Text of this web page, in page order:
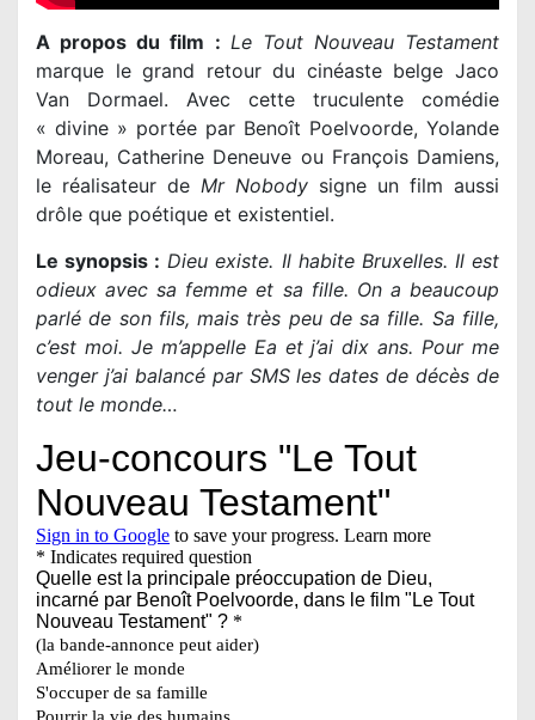
A propos du film : Le Tout Nouveau Testament
marque le grand retour du cinéaste belge Jaco
Van Dormael. Avec cette truculente comédie
« divine » portée par Benoît Poelvoorde, Yolande
Moreau, Catherine Deneuve ou François Damiens,
le réalisateur de Mr Nobody signe un film aussi
drôle que poétique et existentiel.
Le synopsis : Dieu existe. Il habite Bruxelles. Il est
odieux avec sa femme et sa fille. On a beaucoup
parlé de son fils, mais très peu de sa fille. Sa fille,
c’est moi. Je m’appelle Ea et j’ai dix ans. Pour me
venger j’ai balancé par SMS les dates de décès de
tout le monde…